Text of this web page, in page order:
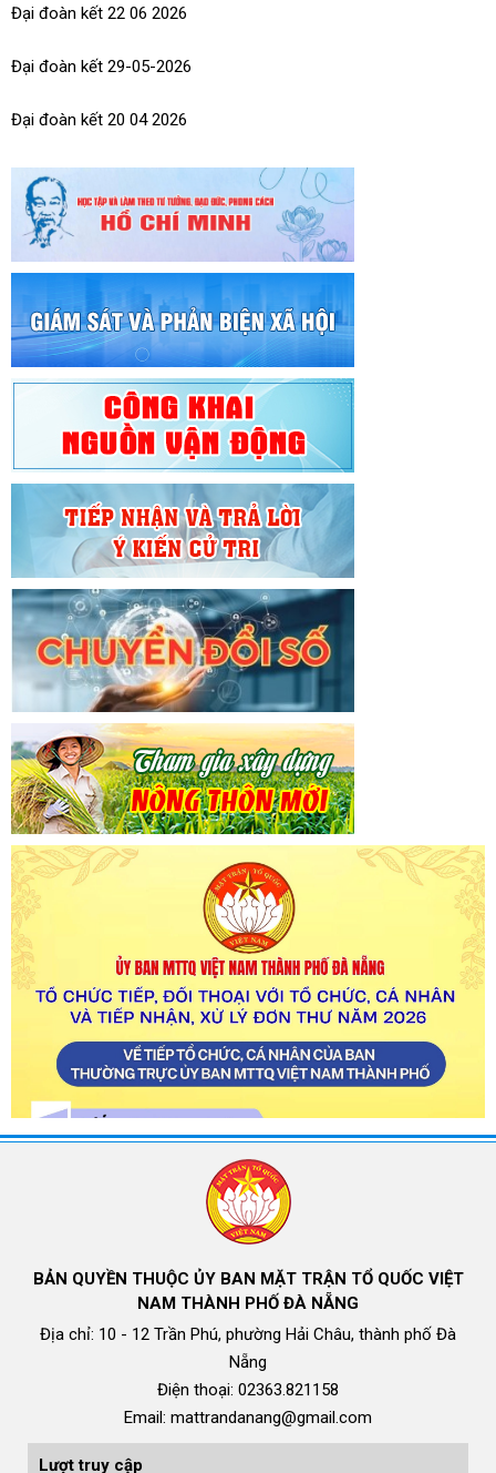
Đại đoàn kết 22 06 2026
Đại đoàn kết 29-05-2026
Đại đoàn kết 20 04 2026
BẢN QUYỀN THUỘC ỦY BAN MẶT TRẬN TỔ QUỐC VIỆT
NAM THÀNH PHỐ ĐÀ NẴNG
Địa chỉ: 10 - 12 Trần Phú, phường Hải Châu, thành phố Đà
Nẵng
Điện thoại: 02363.821158
Email: mattrandanang@gmail.com
Lượt truy cập